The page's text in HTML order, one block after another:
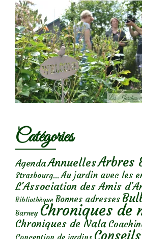
Catégories
AgendaAnnuellesArbres
Strasbourg... Au jardin avec les
L'Association des Amis
Bibliothèque Bonnes adresses
Barney Chroniques de
Chroniques de Nala
Conseils